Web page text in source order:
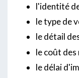
l'identité
le type de
le détail
le coût
le délai